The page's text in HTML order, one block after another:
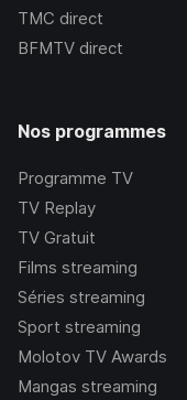
TMC direct
BFMTV direct
Nos programmes
Programme TV
TV Replay
TV Gratuit
Films streaming
Séries streaming
Sport streaming
Molotov TV Awards
Mangas streaming